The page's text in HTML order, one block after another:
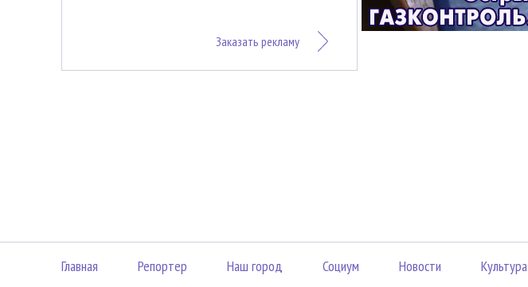
Заказать рекламу
Главная Репортер Наш город Социум Новости Культура